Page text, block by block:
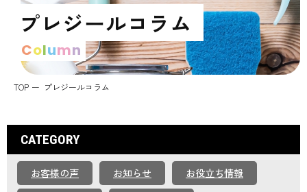
サービス案内
料金プラン
初めてご利用の方へ
お知らせ
運営会社情報
採用情報
プレジールコラム
Column
TOP プレジールコラム
CATEGORY
お客様の声 お知らせ
お役立ち情報